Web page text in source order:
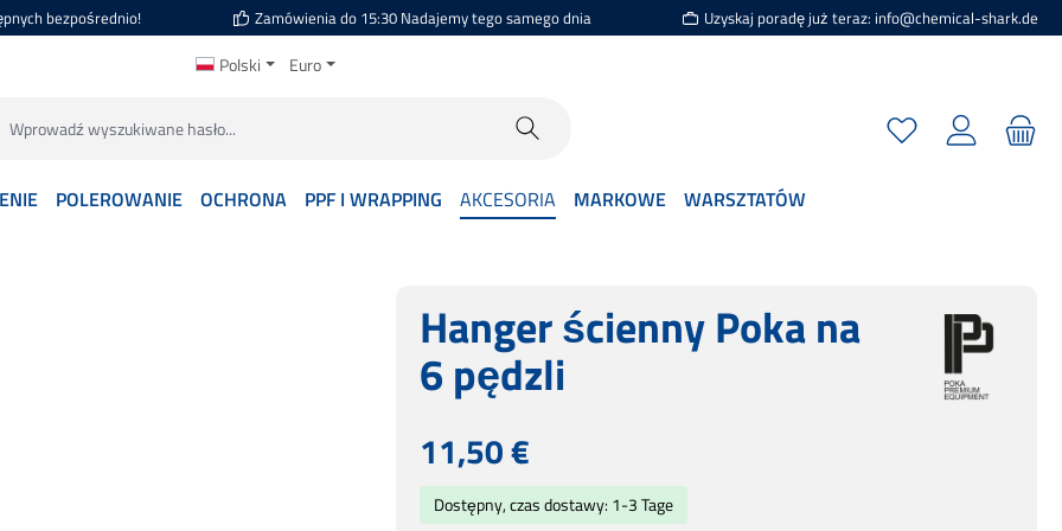
bezpośrednio! Zamówienia do 15:30 Nadajemy tego samego dnia Uzyskaj poradę już teraz: info@chemical-shark.de
Polski Euro
Masz 0
POLEROWANIE OCHRONA PPF I WRAPPING AKCESORIA MARKOWE WARSZTATÓW
Hanger ścienny Poka na
6 pędzli
Cena regularna:
11,50 €
Dostępny, czas dostawy: 1-3 Tage